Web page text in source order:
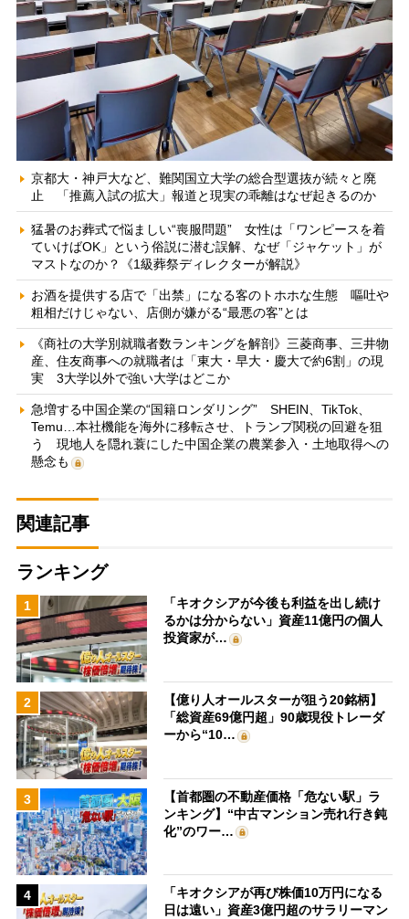
京都大・神戸大など、難関国立大学の総合型選抜が続々と廃
止 「推薦入試の拡大」報道と現実の乖離はなぜ起きるのか
猛暑のお葬式で悩ましい“喪服問題” 女性は「ワンピースを着
ていけばOK」という俗説に潜む誤解、なぜ「ジャケット」が
マストなのか？《1級葬祭ディレクターが解説》
お酒を提供する店で「出禁」になる客のトホホな生態 嘔吐や
粗相だけじゃない、店側が嫌がる“最悪の客”とは
《商社の大学別就職者数ランキングを解剖》三菱商事、三井物
産、住友商事への就職者は「東大・早大・慶大で約6割」の現
実 3大学以外で強い大学はどこか
急増する中国企業の“国籍ロンダリング” SHEIN、TikTok、
Temu…本社機能を海外に移転させ、トランプ関税の回避を狙
う 現地人を隠れ蓑にした中国企業の農業参入・土地取得への
懸念も
関連記事
ランキング
1
「キオクシアが今後も利益を出し続け
るかは分からない」資産11億円の個人
投資家が…
2
【億り人オールスターが狙う20銘柄】
「総資産69億円超」90歳現役トレーダ
ーから“10…
3
【首都圏の不動産価格「危ない駅」ラ
ンキング】“中古マンション売れ行き鈍
化”のワー…
4
「キオクシアが再び株価10万円になる
日は遠い」資産3億円超のサラリーマン